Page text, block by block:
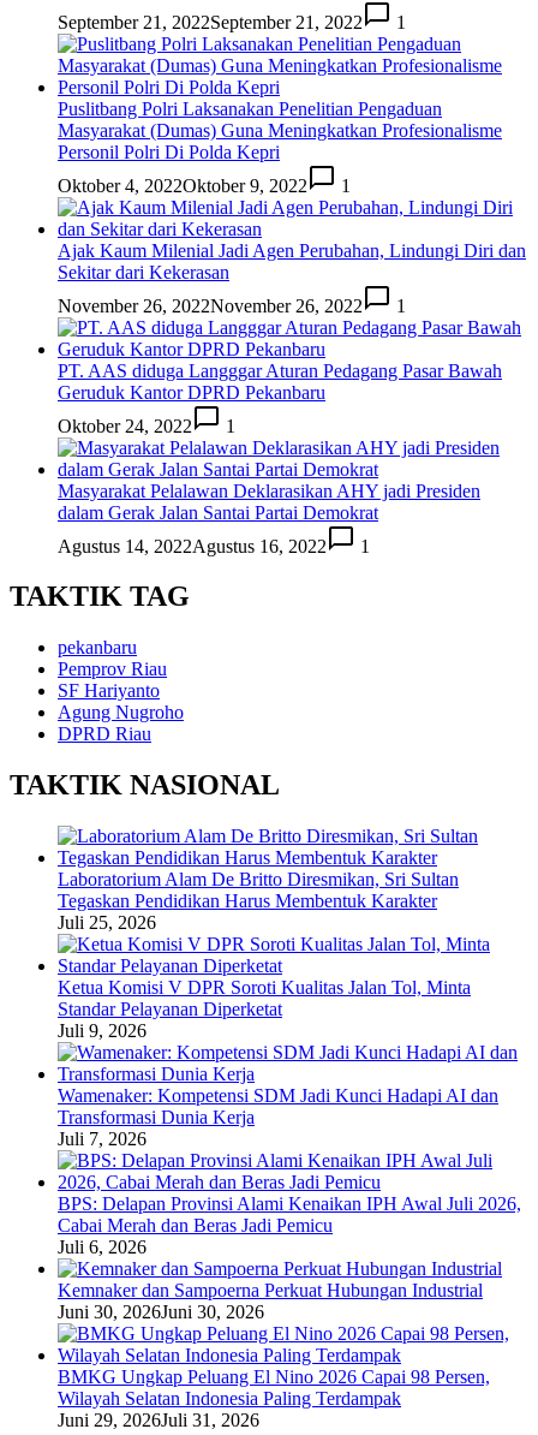
September 21, 2022September 21, 2022 1
Puslitbang Polri Laksanakan Penelitian Pengaduan
Masyarakat (Dumas) Guna Meningkatkan Profesionalisme
Personil Polri Di Polda Kepri
Oktober 4, 2022Oktober 9, 2022 1
Ajak Kaum Milenial Jadi Agen Perubahan, Lindungi Diri dan
Sekitar dari Kekerasan
November 26, 2022November 26, 2022 1
PT. AAS diduga Langggar Aturan Pedagang Pasar Bawah
Geruduk Kantor DPRD Pekanbaru
Oktober 24, 2022
1
Masyarakat Pelalawan Deklarasikan AHY jadi Presiden
dalam Gerak Jalan Santai Partai Demokrat
Agustus 14, 2022Agustus 16, 2022 1
TAKTIK TAG
pekanbaru
Pemprov Riau
SF Hariyanto
Agung Nugroho
DPRD Riau
TAKTIK NASIONAL
Laboratorium Alam De Britto Diresmikan, Sri Sultan
Tegaskan Pendidikan Harus Membentuk Karakter
Juli 25, 2026
Ketua Komisi V DPR Soroti Kualitas Jalan Tol, Minta
Standar Pelayanan Diperketat
Juli 9, 2026
Wamenaker: Kompetensi SDM Jadi Kunci Hadapi AI dan
Transformasi Dunia Kerja
Juli 7, 2026
BPS: Delapan Provinsi Alami Kenaikan IPH Awal Juli 2026,
Cabai Merah dan Beras Jadi Pemicu
Juli 6, 2026
Kemnaker dan Sampoerna Perkuat Hubungan Industrial
Juni 30, 2026Juni 30, 2026
BMKG Ungkap Peluang El Nino 2026 Capai 98 Persen,
Wilayah Selatan Indonesia Paling Terdampak
Juni 29, 2026Juli 31, 2026